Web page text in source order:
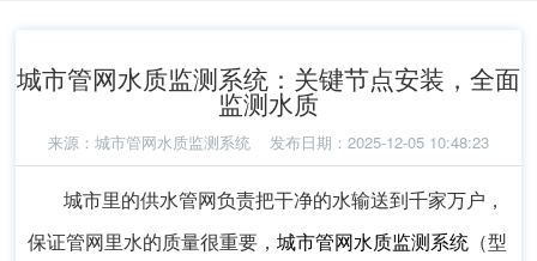
城市管网水质监测系统：关键节点安装，全面
监测水质
来源： 城市管网水质监测系统 发布日期：2025-12-05 10:48:23
城市里的供水管网负责把干净的水输送到千家万户，
保证管网里水的质量很重要， 城市管网水质监测系统 （型